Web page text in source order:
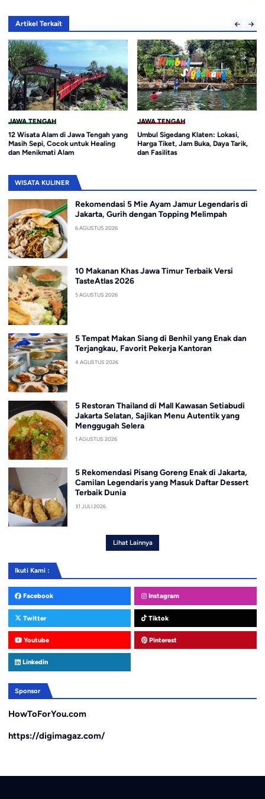
Artikel Terkait
JAWA TENGAH
12 Wisata Alam di Jawa Tengah yang
Masih Sepi, Cocok untuk Healing
dan Menikmati Alam
JAWA TENGAH
Umbul Sigedang Klaten: Lokasi,
Harga Tiket, Jam Buka, Daya Tarik,
dan Fasilitas
WISATA KULINER
Rekomendasi 5 Mie Ayam Jamur Legendaris di
Jakarta, Gurih dengan Topping Melimpah
6 AGUSTUS 2026
10 Makanan Khas Jawa Timur Terbaik Versi
TasteAtlas 2026
5 AGUSTUS 2026
5 Tempat Makan Siang di Benhil yang Enak dan
Terjangkau, Favorit Pekerja Kantoran
4 AGUSTUS 2026
5 Restoran Thailand di Mall Kawasan Setiabudi
Jakarta Selatan, Sajikan Menu Autentik yang
Menggugah Selera
1 AGUSTUS 2026
5 Rekomendasi Pisang Goreng Enak di Jakarta,
Camilan Legendaris yang Masuk Daftar Dessert
Terbaik Dunia
31 JULI 2026
Lihat Lainnya
Ikuti Kami :
Facebook Instagram
Twitter Tiktok
Youtube Pinterest
Linkedin
Sponsor
HowToForYou.com
https://digimagaz.com/